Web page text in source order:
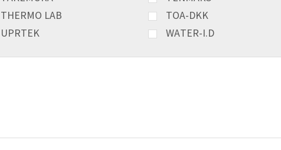
THERMO LAB TOA-DKK
UPRTEK WATER-I.D